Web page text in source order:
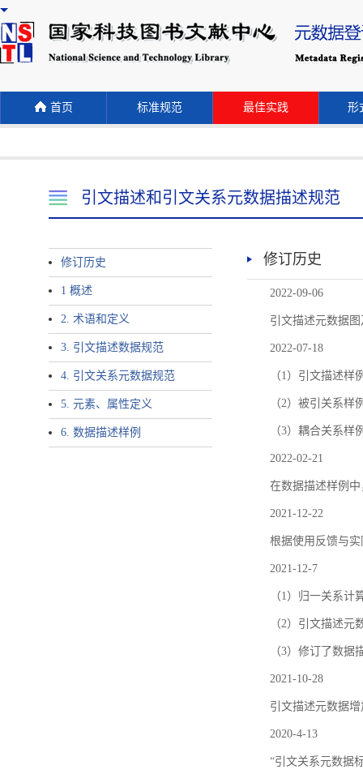
首页 标准规范 最佳实践 形
引文描述和引文关系元数据描述规范
修订历史
1 概述
2. 术语和定义
3. 引文描述数据规范
4. 引文关系元数据规范
5. 元素、属性定义
6. 数据描述样例
修订历史
2022-09-06
引文描述元数据
2022-07-18
（1）引文描述样
（2）被引关系
（3）耦合关系
2022-02-21
在数据描述样例
2021-12-22
根据使用反馈与
2021-12-7
（1）归一关系
（2）引文描述元
（3）修订了数据
2021-10-28
引文描述元数据增
2020-4-13
“引文关系元数据